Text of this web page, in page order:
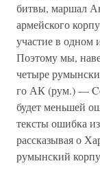
битвы, маршал
армейского
участие в одном
Поэтому мы,
четыре
го АК (рум.) —
будет меньшей
тексты ошибка
рассказывая о
румынский